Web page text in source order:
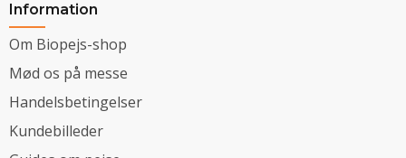
Information
Om Biopejs-shop
Mød os på messe
Handelsbetingelser
Kundebilleder